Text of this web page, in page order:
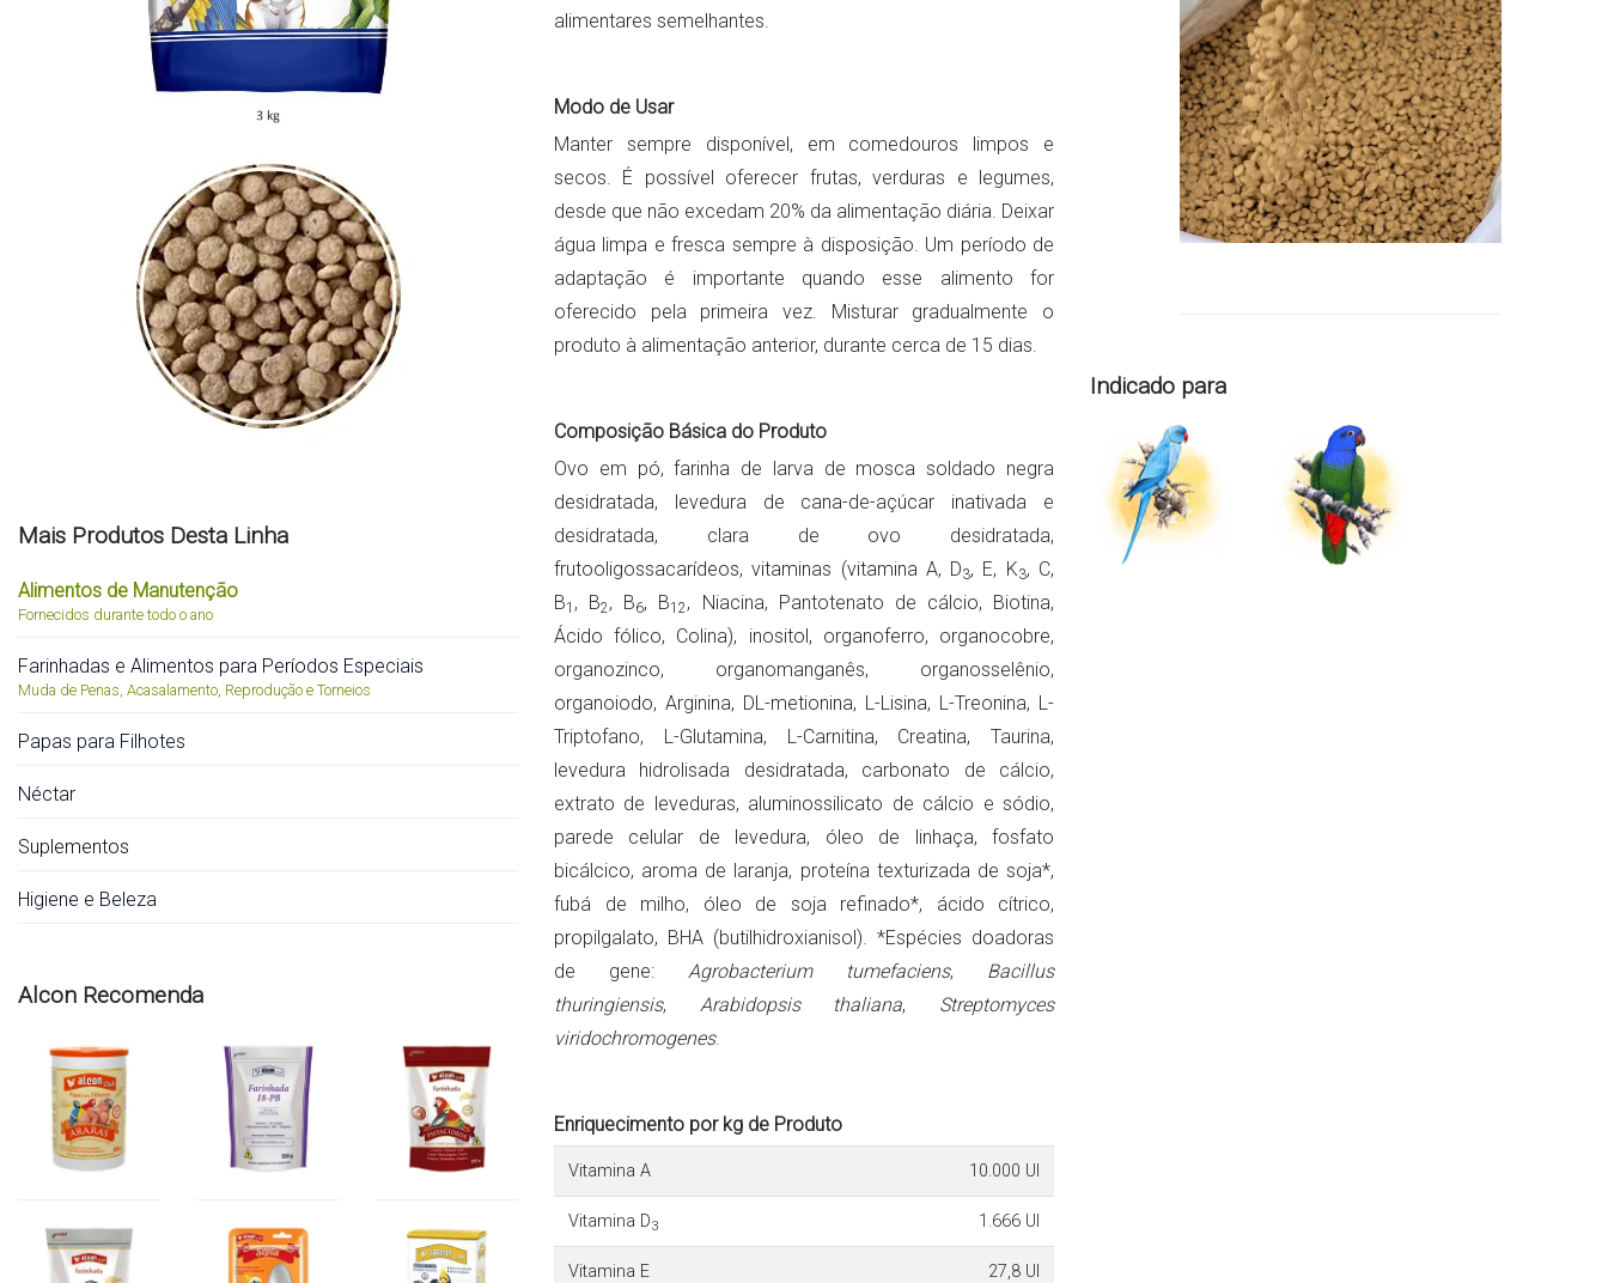
Mais Produtos Desta Linha
Alimentos de Manutenção
Fornecidos durante todo o ano
Farinhadas e Alimentos para Períodos Especiais
Muda de Penas, Acasalamento, Reprodução e Torneios
Papas para Filhotes
Néctar
Suplementos
Higiene e Beleza
Alcon Recomenda
alimentares semelhantes.
Modo de Usar
Manter sempre disponível, em comedouros limpos e
secos. É possível oferecer frutas, verduras e legumes,
desde que não excedam 20% da alimentação diária. Deixar
água limpa e fresca sempre à disposição. Um período de
adaptação é importante quando esse alimento for
oferecido pela primeira vez. Misturar gradualmente o
produto à alimentação anterior, durante cerca de 15 dias.
Composição Básica do Produto
Ovo em pó, farinha de larva de mosca soldado negra
desidratada, levedura de cana-de-açúcar inativada e
desidratada, clara de ovo desidratada,
frutooligossacarídeos, vitaminas (vitamina A, D3, E, K3, C,
B1 , B2, B6, B12, Niacina, Pantotenato de cálcio, Biotina,
Ácido fólico, Colina), inositol, organoferro, organocobre,
organozinco, organomanganês, organosselênio,
organoiodo, Arginina, DL-metionina, L-Lisina, L-Treonina, L-
Triptofano, L-Glutamina, L-Carnitina, Creatina, Taurina,
levedura hidrolisada desidratada, carbonato de cálcio,
extrato de leveduras, aluminossilicato de cálcio e sódio,
parede celular de levedura, óleo de linhaça, fosfato
bicálcico, aroma de laranja, proteína texturizada de soja*,
fubá de milho, óleo de soja refinado*, ácido cítrico,
propilgalato, BHA (butilhidroxianisol). *Espécies doadoras
de gene: Agrobacterium tumefaciens, Bacillus
thuringiensis, Arabidopsis thaliana, Streptomyces
viridochromogenes.
Enriquecimento por kg de Produto
Vitamina A 10.000 UI
Vitamina D3 1.666 UI
Vitamina E 27,8 UI
Indicado para